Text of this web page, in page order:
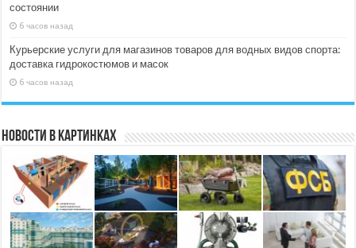
состоянии
6 часов назад
Курьерские услуги для магазинов товаров для водных видов спорта:
доставка гидрокостюмов и масок
6 часов назад
Новости в картинках